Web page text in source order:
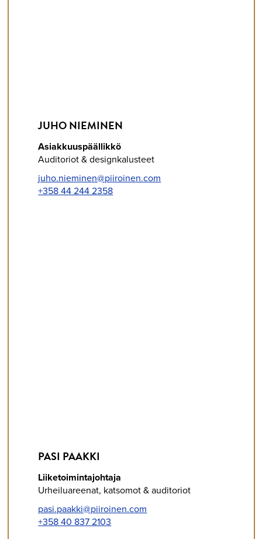
JUHO NIEMINEN
Asiakkuuspäällikkö
Auditoriot & designkalusteet
juho.nieminen@piiroinen.com
+358 44 244 2358
PASI PAAKKI
Liiketoimintajohtaja
Urheiluareenat, katsomot & auditoriot
pasi.paakki@piiroinen.com
+358 40 837 2103